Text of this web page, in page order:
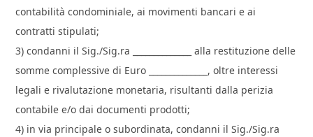
contabilità condominiale, ai movimenti bancari e ai
contratti stipulati;
3) condanni il Sig./Sig.ra ______________ alla restituzione delle
somme complessive di Euro ______________, oltre interessi
legali e rivalutazione monetaria, risultanti dalla perizia
contabile e/o dai documenti prodotti;
4) in via principale o subordinata, condanni il Sig./Sig.ra